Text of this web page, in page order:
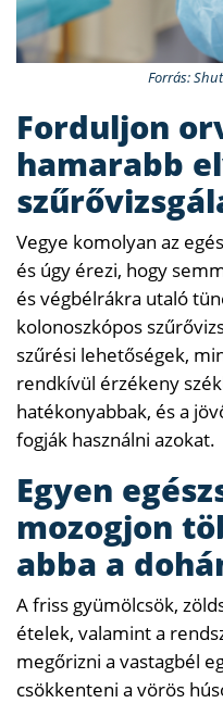
Forrás:
Forduljon
hamarabb
Vegye komolyan az
és úgy érezi, hogy
és végbélrákra utaló
kolonoszkópos
szűrési lehetőségek,
rendkívül érzékeny
hatékonyabbak, és a
fogják használni azokat.
Egyen
mozogjon
abba a
A friss gyümölcsök,
ételek, valamint a
megőrizni a vastagbél
csökkenteni a vörös